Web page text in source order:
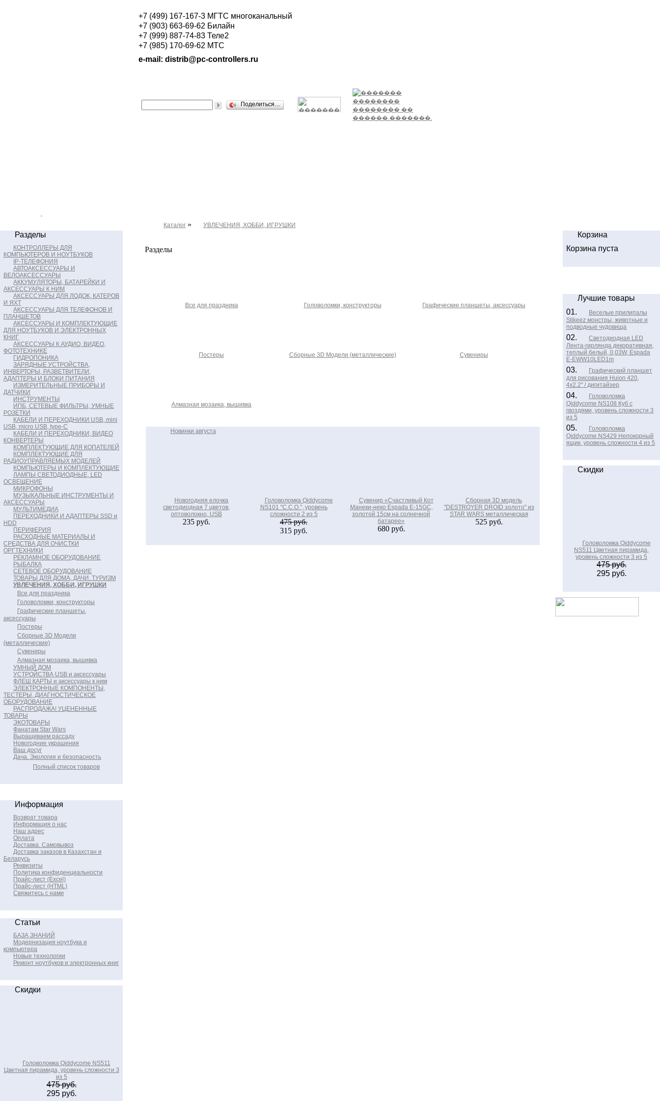
+7 (499) 167-167-3 МГТС многоканальный
+7 (903) 663-69-62 Билайн
+7 (999) 887-74-83 Теле2
+7 (985) 170-69-62 МТС
e-mail: distrib@pc-controllers.ru
Поделиться…
Каталог » УВЛЕЧЕНИЯ, ХОББИ, ИГРУШКИ
Разделы
КОНТРОЛЛЕРЫ ДЛЯ
КОМПЬЮТЕРОВ И НОУТБУКОВ
IP-ТЕЛЕФОНИЯ
АВТОАКСЕССУАРЫ И
ВЕЛОАКСЕССУАРЫ
АККУМУЛЯТОРЫ, БАТАРЕЙКИ И
АКСЕССУАРЫ К НИМ
АКСЕССУАРЫ ДЛЯ ЛОДОК, КАТЕРОВ
И ЯХТ
АКСЕССУАРЫ ДЛЯ ТЕЛЕФОНОВ И
ПЛАНШЕТОВ
АКСЕССУАРЫ И КОМПЛЕКТУЮЩИЕ
ДЛЯ НОУТБУКОВ И ЭЛЕКТРОННЫХ
КНИГ
АКСЕССУАРЫ К АУДИО, ВИДЕО,
ФОТОТЕХНИКЕ
ГИДРОПОНИКА
ЗАРЯДНЫЕ УСТРОЙСТВА,
ИНВЕРТОРЫ, РАЗВЕТВИТЕЛИ,
АДАПТЕРЫ И БЛОКИ ПИТАНИЯ
ИЗМЕРИТЕЛЬНЫЕ ПРИБОРЫ И
ДАТЧИКИ
ИНСТРУМЕНТЫ
ИПБ, СЕТЕВЫЕ ФИЛЬТРЫ, УМНЫЕ
РОЗЕТКИ
КАБЕЛИ И ПЕРЕХОДНИКИ USB, mini
USB, micro USB, type-C
КАБЕЛИ И ПЕРЕХОДНИКИ, ВИДЕО
КОНВЕРТЕРЫ
КОМПЛЕКТУЮЩИЕ ДЛЯ КОПАТЕЛЕЙ
КОМПЛЕКТУЮЩИЕ ДЛЯ
РАДИОУПРАВЛЯЕМЫХ МОДЕЛЕЙ
КОМПЬЮТЕРЫ И КОМПЛЕКТУЮЩИЕ
ЛАМПЫ СВЕТОДИОДНЫЕ, LED
ОСВЕЩЕНИЕ
МИКРОФОНЫ
МУЗЫКАЛЬНЫЕ ИНСТРУМЕНТЫ И
АКСЕССУАРЫ
МУЛЬТИМЕДИА
ПЕРЕХОДНИКИ И АДАПТЕРЫ SSD и
HDD
ПЕРИФЕРИЯ
РАСХОДНЫЕ МАТЕРИАЛЫ И
СРЕДСТВА ДЛЯ ОЧИСТКИ
ОРГТЕХНИКИ
РЕКЛАМНОЕ ОБОРУДОВАНИЕ
РЫБАЛКА
СЕТЕВОЕ ОБОРУДОВАНИЕ
ТОВАРЫ ДЛЯ ДОМА, ДАЧИ. ТУРИЗМ
УВЛЕЧЕНИЯ, ХОББИ, ИГРУШКИ
Все для праздника
Головоломки, конструкторы
Графические планшеты,
аксессуары
Постеры
Сборные 3D Модели
(металлические)
Сувениры
Алмазная мозаика, вышивка
УМНЫЙ ДОМ
УСТРОЙСТВА USB и аксессуары
ФЛЕШ КАРТЫ и аксессуары к ним
ЭЛЕКТРОННЫЕ КОМПОНЕНТЫ,
ТЕСТЕРЫ, ДИАГНОСТИЧЕСКОЕ
ОБОРУДОВАНИЕ
РАСПРОДАЖА! УЦЕНЕННЫЕ
ТОВАРЫ
ЭКОТОВАРЫ
Фанатам Star Wars
Выращиваем рассаду
Новогодние украшения
Ваш досуг
Дача. Экология и безопасность
Полный список товаров
Информация
Возврат товара
Информация о нас
Наш адрес
Оплата
Доставка. Самовывоз
Доставка заказов в Казахстан и
Беларусь
Реквизиты
Политика конфиденциальности
Прайс-лист (Excel)
Прайс-лист (HTML)
Свяжитесь с нами
Статьи
БАЗА ЗНАНИЙ
Модернизация ноутбука и
компьютера
Новые технологии
Ремонт ноутбуков и электронных книг
Скидки
Головоломка Qiddycome NS511
Цветная пирамида, уровень сложности 3
из 5
475 руб.
295 руб.
Разделы
Все для праздника Головоломки, конструкторы Графические планшеты, аксессуары
Постеры Сборные 3D Модели (металлические) Сувениры
Алмазная мозаика, вышивка
Новинки августа
Новогодняя елочка
светодиодная 7 цветов,
оптоволокно, USB
235 руб.
Головоломка Qiddycome
NS101 "C.C.O.", уровень
сложности 2 из 5
475 руб.
315 руб.
Сувенир «Счастливый Кот
Манеки-неко Espada E-15GC,
золотой 15см на солнечной
батарее»
680 руб.
Сборная 3D модель
"DESTROYER DROID золото" из
STAR WARS металлическая
525 руб.
Корзина
Корзина пуста
Лучшие товары
01.
Веселые прилипалы
Stikeez монстры, животные и
подводные чудовища
02.
Светодиодная LED
Лента-гирлянда декоративная,
теплый белый, 0,03W, Espada
E-EWW10LED1m
03.
Графический планшет
для рисования Huion 420,
4х2.2" / дигитайзер
04.
Головоломка
Qiddycome NS108 Куб с
гвоздями, уровень сложности 3
из 5
05.
Головоломка
Qiddycome NS429 Непокорный
ящик, уровень сложности 4 из 5
Скидки
Головоломка Qiddycome
NS511 Цветная пирамида,
уровень сложности 3 из 5
475 руб.
295 руб.